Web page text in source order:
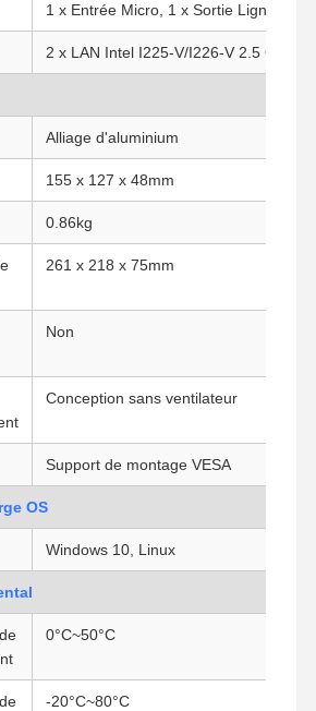
1 x Entrée Micro, 1 x Sortie Ligne
2 x LAN Intel I225-V/I226-V 2.5 Gigabit
Alliage d'aluminium
155 x 127 x 48mm
0.86kg
261 x 218 x 75mm
Non
Conception sans ventilateur
Support de montage VESA
OS
Windows 10, Linux
0°C~50°C
-20°C~80°C